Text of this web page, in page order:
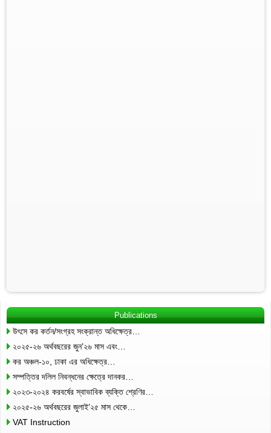
Publications
উৎসে কর কর্তন/সংগ্রহ সংক্রান্ত অধিক্ষেত্র…
২০২৫-২৬ অর্থবছরের জুন’২৬ মাস এবং…
কর অঞ্চল-১০, ঢাকা এর অধিক্ষেত্র…
সম্পত্তির দলিল নিবন্ধনের ক্ষেত্রে দানকর…
২০২৩-২০২৪ করবর্ষের স্বাভাবিক ব্যক্তি শ্রেণির…
২০২৫-২৬ অর্থবছরের জুলাই’২৫ মাস থেকে…
VAT Instruction